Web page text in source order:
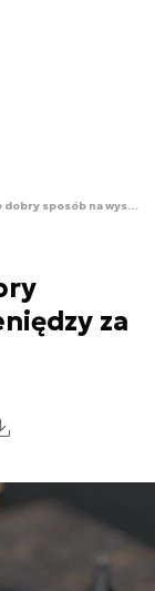
Czy kryptowaluty to dobry sposób na wysyłanie pieniędzy za granicę? [WYWIAD]
za